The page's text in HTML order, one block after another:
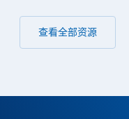
查看全部资源